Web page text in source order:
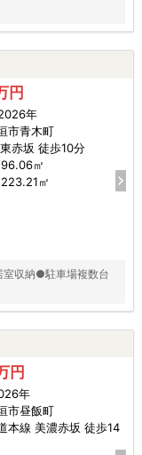
円
年
市青木町
赤坂 徒歩10分
96.06㎡
223.21㎡
収納●駐車場複数台
円
年
市昼飯町
本線 美濃赤坂 徒歩14